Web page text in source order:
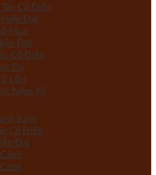
Cổ Điển
Hiện Đại
Mun
Đại
Cổ Điển
Da
Lớn
Nệm, Nỉ
Kính
Cổ Điển
Đại